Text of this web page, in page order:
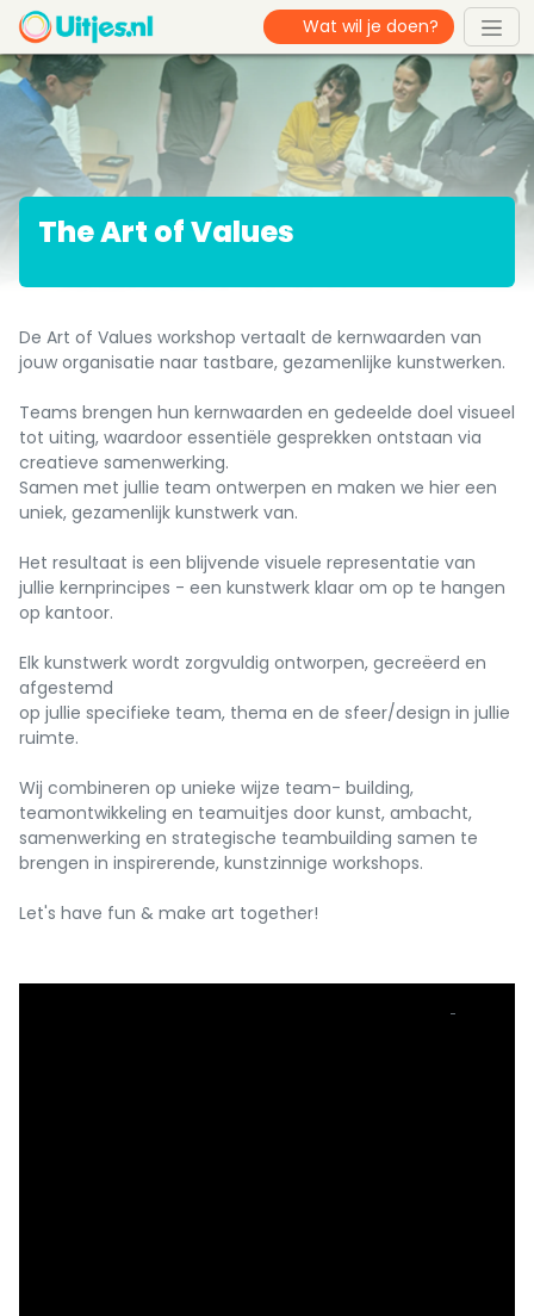
The Art of Values
De Art of Values workshop vertaalt de kernwaarden van
jouw organisatie naar tastbare, gezamenlijke kunstwerken.
Teams brengen hun kernwaarden en gedeelde doel visueel
tot uiting, waardoor essentiële gesprekken ontstaan via
creatieve samenwerking.
Samen met jullie team ontwerpen en maken we hier een
uniek, gezamenlijk kunstwerk van.
Het resultaat is een blijvende visuele representatie van
jullie kernprincipes - een kunstwerk klaar om op te hangen
op kantoor.
Elk kunstwerk wordt zorgvuldig ontworpen, gecreëerd en
afgestemd
op jullie specifieke team, thema en de sfeer/design in jullie
ruimte.
Wij combineren op unieke wijze team- building,
teamontwikkeling en teamuitjes door kunst, ambacht,
samenwerking en strategische teambuilding samen te
brengen in inspirerende, kunstzinnige workshops.
Let's have fun & make art together!